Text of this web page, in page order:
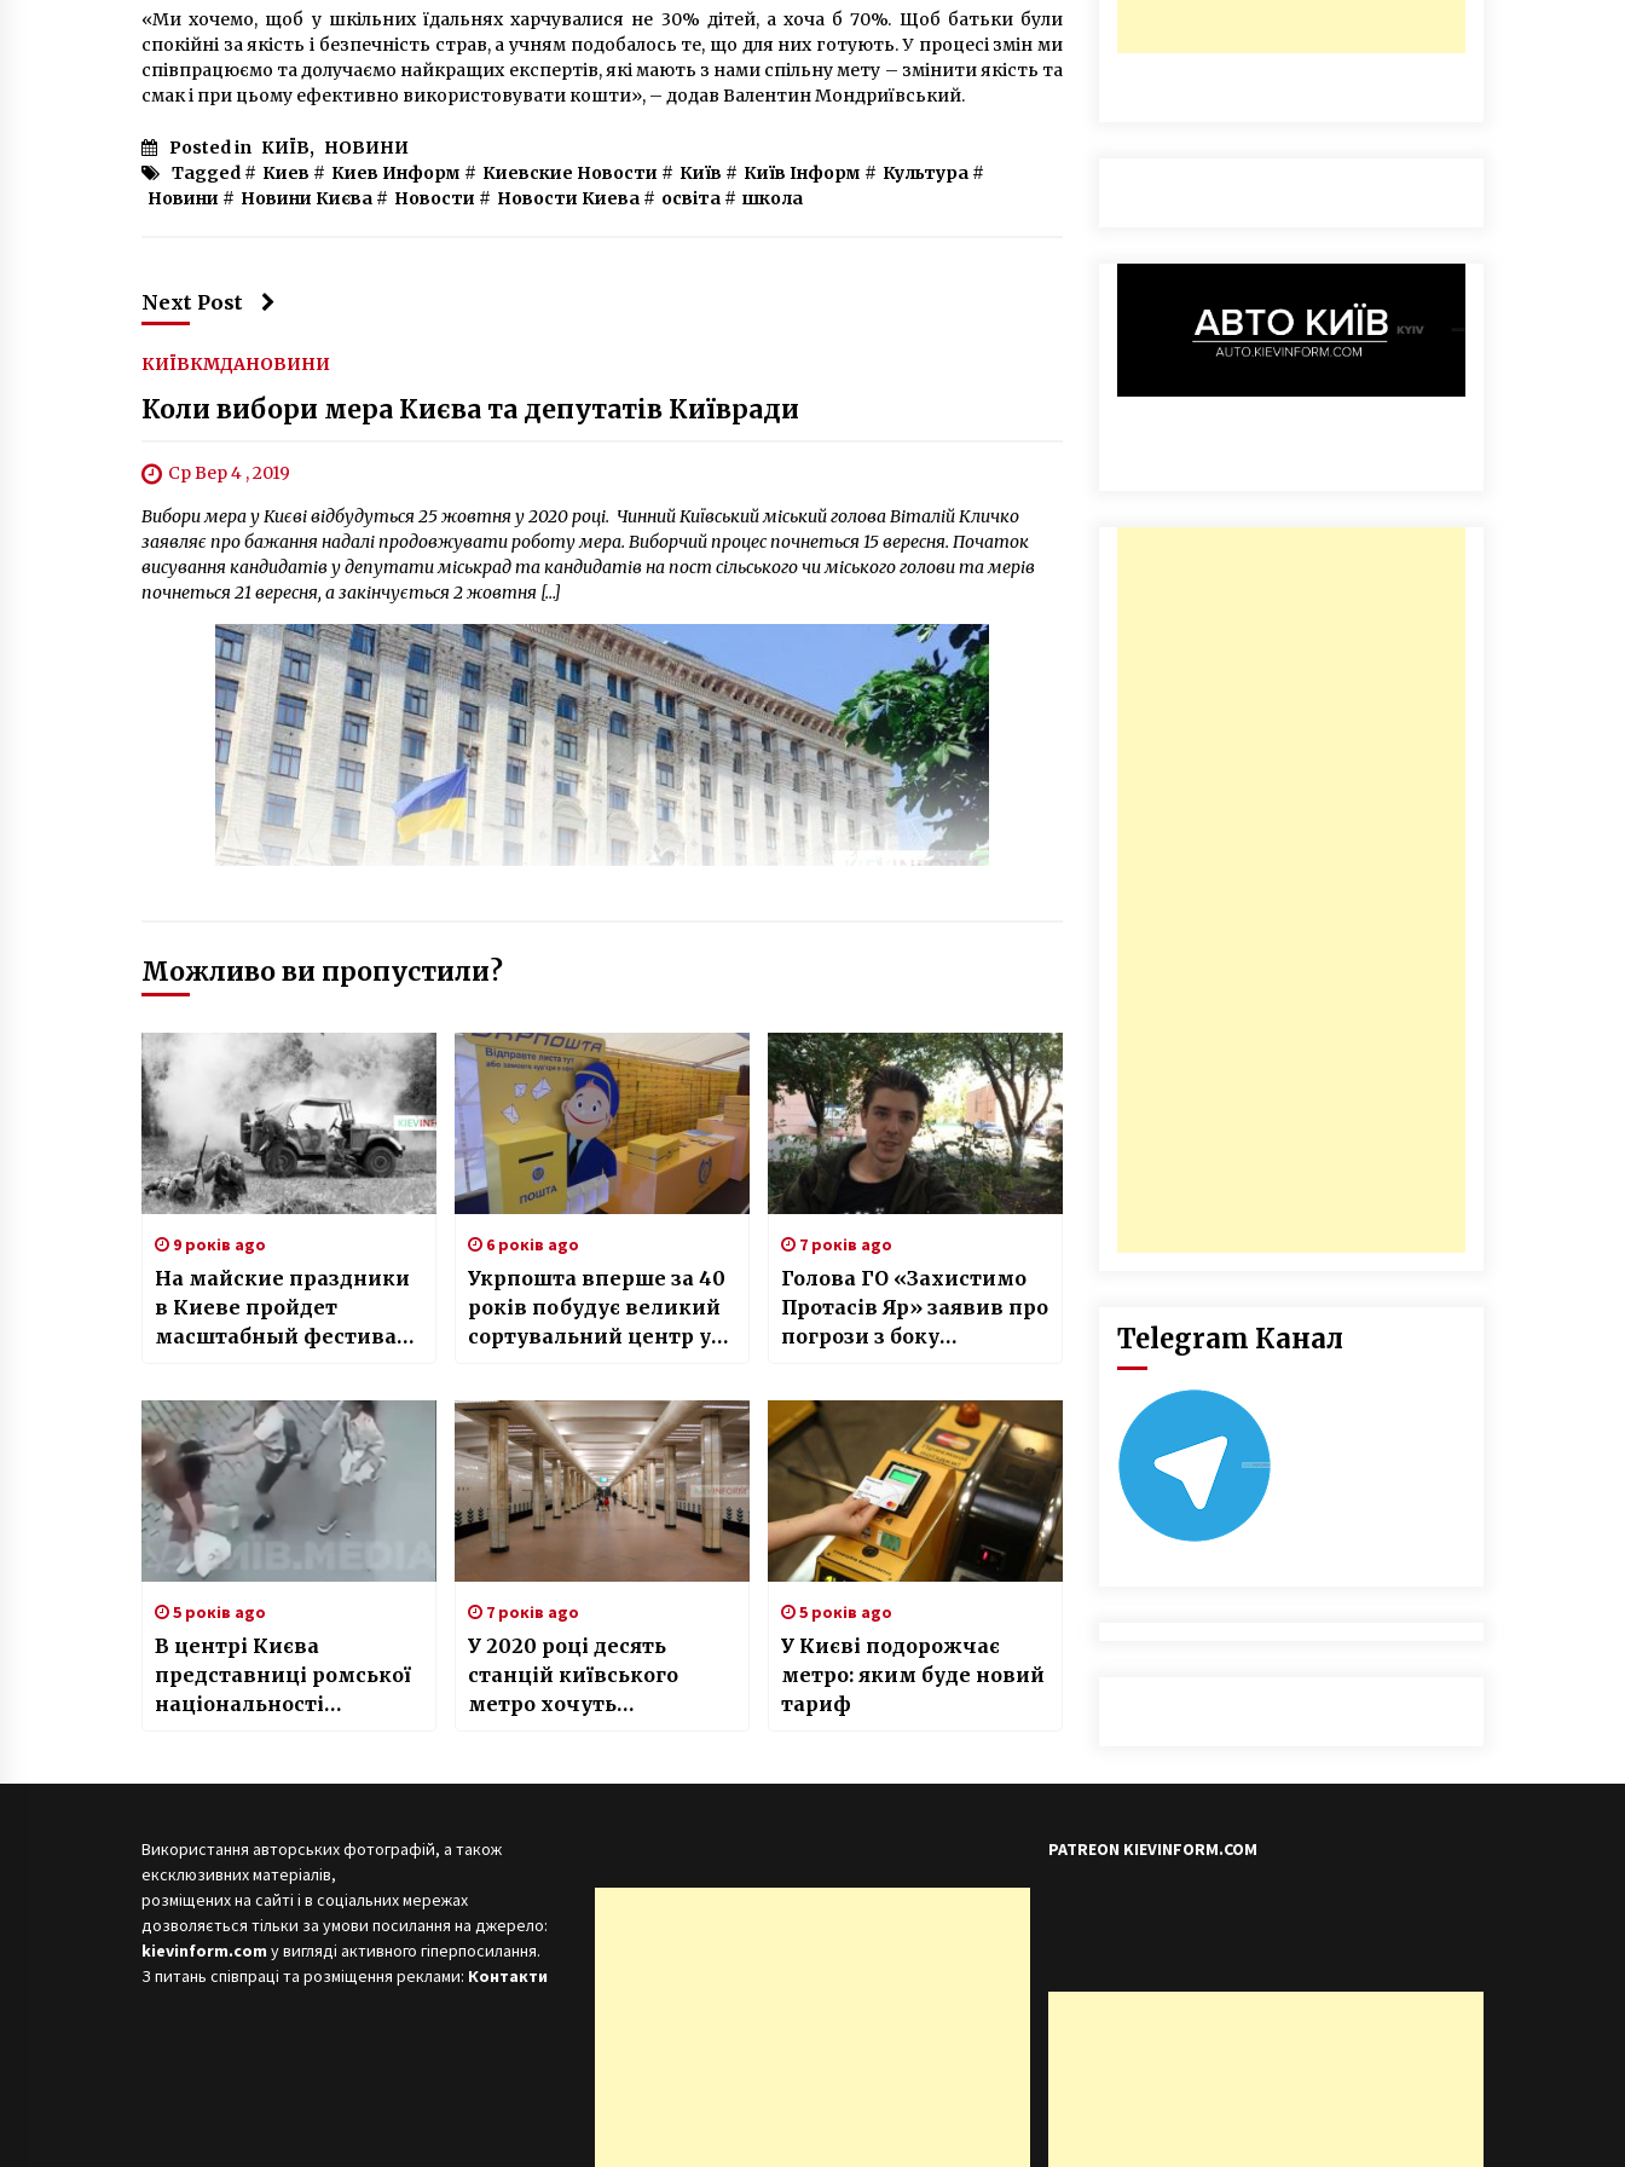
«Ми хочемо, щоб у шкільних їдальнях харчувалися не 30% дітей, а хоча б 70%. Щоб батьки були
спокійні за якість і безпечність страв, а учням подобалось те, що для них готують. У процесі змін ми
співпрацюємо та долучаємо найкращих експертів, які мають з нами спільну мету – змінити якість та
смак і при цьому ефективно використовувати кошти», – додав Валентин Мондриївський.
Posted in КИЇВ, НОВИНИ
Tagged # Киев # Киев Информ # Киевские Новости # Київ # Київ Інформ # Культура #
Новини # Новини Києва # Новости # Новости Киева # освіта # школа
Next Post
КИЇВКМДАНОВИНИ
Коли вибори мера Києва та депутатів Київради
Ср Вер 4 , 2019
Вибори мера у Києві відбудуться 25 жовтня у 2020 році. Чинний Київський міський голова Віталій Кличко
заявляє про бажання надалі продовжувати роботу мера. Виборчий процес почнеться 15 вересня. Початок
висування кандидатів у депутати міськрад та кандидатів на пост сільського чи міського голови та мерів
почнеться 21 вересня, а закінчується 2 жовтня […]
Можливо ви пропустили?
9 років ago
На майские праздники
в Киеве пройдет
масштабный фестиваль
истории»
6 років ago
Укрпошта вперше за 40
років побудує великий
сортувальний центр у
7 років ago
Голова ГО «Захистимо
Протасів Яр» заявив про
погрози з боку
5 років ago
В центрі Києва
представниці ромської
національності
7 років ago
У 2020 році десять
станцій київського
метро хочуть
5 років ago
У Києві подорожчає
метро: яким буде новий
тариф
Telegram Канал
Використання авторських фотографій, а також
ексклюзивних матеріалів,
розміщених на сайті і в соціальних мережах
дозволяється тільки за умови посилання на джерело:
kievinform.com у вигляді активного гіперпосилання.
З питань співпраці та розміщення реклами: Контакти
PATREON KIEVINFORM.COM